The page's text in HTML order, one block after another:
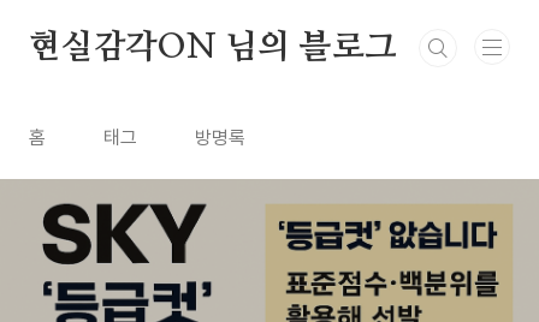
현실감각ON 님의 블로그
홈 태그 방명록